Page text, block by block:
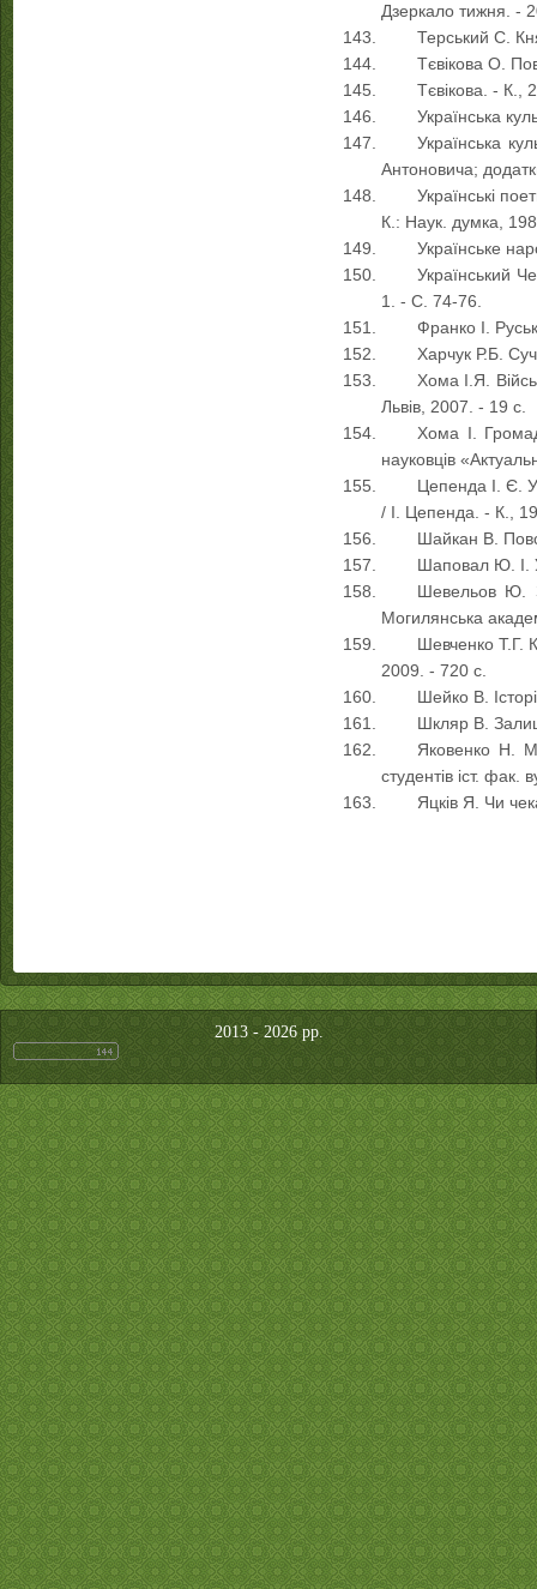
Дзеркало тижня. -
Терський С.
Тєвікова О.
Тєвікова. - К.,
Українська
Українська
Антоновича;
Українські
К.: Наук. думка,
Українське
Український
1. - С. 74-76.
Франко І.
Харчук Р.Б.
Хома І.Я.
Львів, 2007. - 19 с.
Хома І.
науковців
Цепенда І. Є.
/ І. Цепенда. - К.,
Шайкан В.
Шаповал Ю. І.
Шевельов Ю.
Могилянська
Шевченко Т.Г.
2009. - 720 с.
Шейко В.
Шкляр В.
Яковенко Н. М.
студентів іст.
Яцків Я. Чи
2013 - 2026 рр.